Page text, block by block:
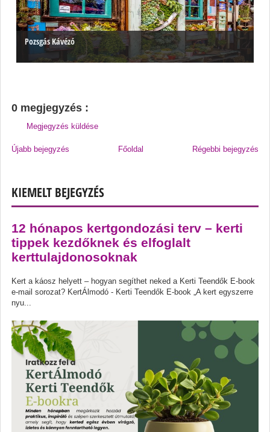
Pozsgás Kávézó
0 megjegyzés :
Megjegyzés küldése
Újabb bejegyzés Régebbi bejegyzés
Főoldal
KIEMELT BEJEGYZÉS
12 hónapos kertgondozási terv – kerti
tippek kezdőknek és elfoglalt
kerttulajdonosoknak
Kert a káosz helyett – hogyan segíthet neked a Kerti Teendők E-book
e-mail sorozat? KertÁlmodó - Kerti Teendők E-book „A kert egyszerre
nyu...